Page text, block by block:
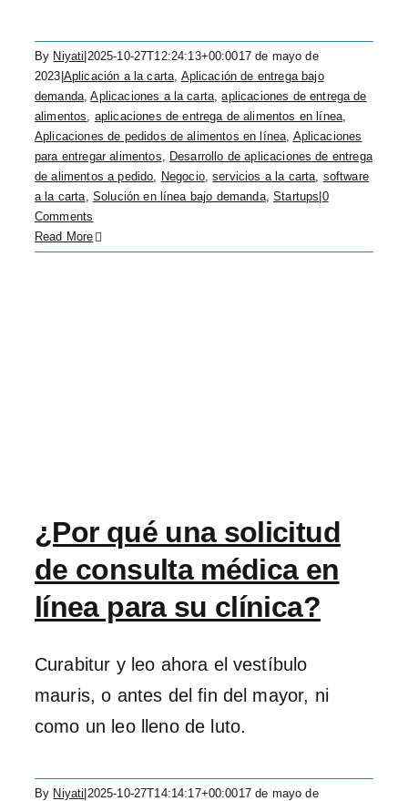
By Niyati 2025-10-27T12:24:13+00:0017 de mayo de
2023 Aplicación a la carta, Aplicación de entrega bajo
demanda,Aplicaciones a la carta,aplicaciones de entrega de
alimentos, aplicaciones de entrega de alimentos en línea,
Aplicaciones de pedidos de alimentos en línea, Aplicaciones
para entregar alimentos, Desarrollo de aplicaciones de entrega
de alimentos a pedido, Negocio,servicios a la carta, software
a la carta, Solución en línea bajo demanda,Startups 0
Comments
Read More
¿Por qué una solicitud
de consulta médica en
línea para su clínica?
Curabitur y leo ahora el vestíbulo
mauris, o antes del fin del mayor, ni
como un leo lleno de luto.
By Niyati 2025-10-27T14:14:17+00:0017 de mayo de